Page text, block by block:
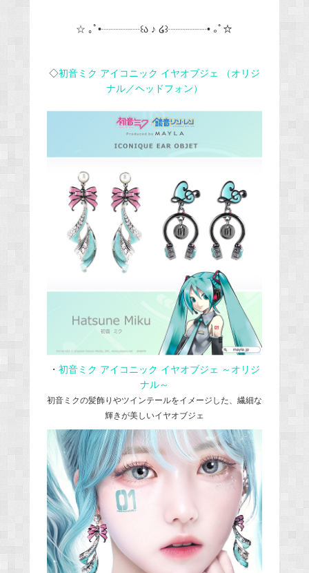
☆ ｡ﾟ•┈┈┈┈꒰ა ♪ ໒꒱┈┈┈┈• ｡ﾟ☆
◇初音ミク アイコニック イヤオブジェ （オリジ
ナル／ヘッドフォン）
・ 初音ミク アイコニック イヤオブジェ ～オリジ
ナル～
初音ミクの髪飾りやツインテールをイメージした、繊細な
輝きが美しいイヤオブジェ